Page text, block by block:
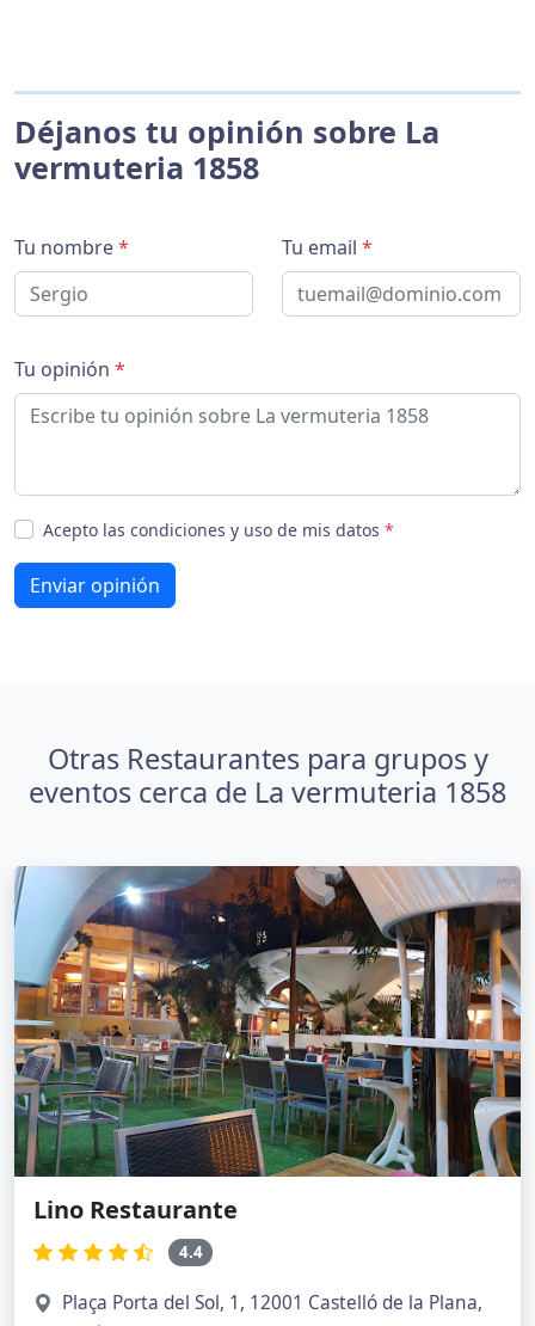
Déjanos tu opinión sobre La
vermuteria 1858
Tu nombre* Tu email *
Tu opinión *
Acepto las condiciones y uso de mis datos *
Enviar opinión
Otras Restaurantes para grupos y
eventos cerca de La vermuteria 1858
Lino Restaurante
4.4
Plaça Porta del Sol, 1, 12001 Castelló de la Plana,